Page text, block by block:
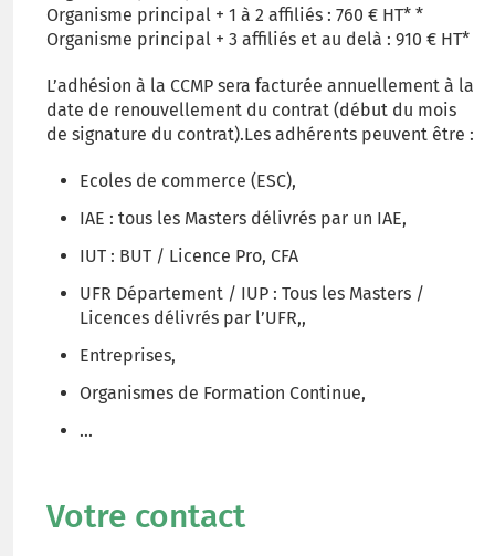
Organisme principal + 1 à 2 affiliés : 760 € HT* *
Organisme principal + 3 affiliés et au delà : 910 € HT*
L’adhésion à la CCMP sera facturée annuellement à la
date de renouvellement du contrat (début du mois
de signature du contrat).Les adhérents peuvent être :
Ecoles de commerce (ESC),
IAE : tous les Masters délivrés par un IAE,
IUT : BUT / Licence Pro, CFA
UFR Département / IUP : Tous les Masters /
Licences délivrés par l’UFR,,
Entreprises,
Organismes de Formation Continue,
...
Votre contact